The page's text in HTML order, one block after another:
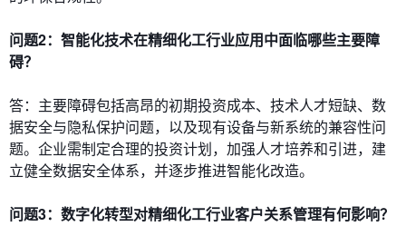
问题2：智能化技术在精细化工行业应用中面临哪些主要障
碍？
答：主要障碍包括高昂的初期投资成本、技术人才短缺、数
据安全与隐私保护问题，以及现有设备与新系统的兼容性问
题。企业需制定合理的投资计划，加强人才培养和引进，建
立健全数据安全体系，并逐步推进智能化改造。
问题3：数字化转型对精细化工行业客户关系管理有何影响？